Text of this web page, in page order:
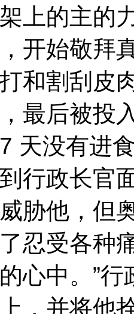
上的主的
开始敬拜
和割刮皮
最后被投
天没有进
行政长官
胁他，但
忍受各种
心中。”
，并将他